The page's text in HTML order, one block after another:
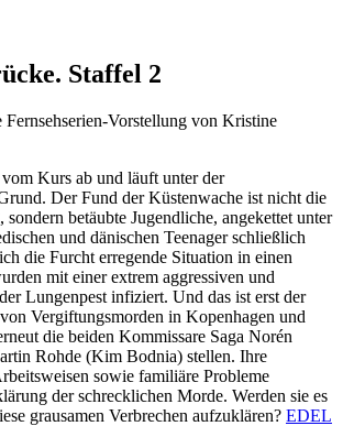
Staffel 2
Fernsehserien-Vorstellung von Kristine
Kurs ab und läuft unter der
Der Fund der Küstenwache ist nicht die
sondern betäubte Jugendliche, angekettet unter
und dänischen Teenager schließlich
die Furcht erregende Situation in einen
mit einer extrem aggressiven und
Lungenpest infiziert. Und das ist erst der
Vergiftungsmorden in Kopenhagen und
die beiden Kommissare Saga Norén
Rohde (Kim Bodnia) stellen. Ihre
sowie familiäre Probleme
der schrecklichen Morde. Werden sie es
grausamen Verbrechen aufzuklären? EDEL